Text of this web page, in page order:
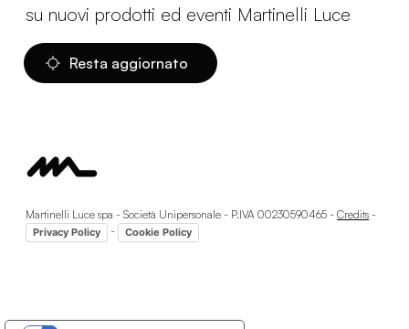
su nuovi prodotti ed eventi Martinelli Luce
Resta aggiornato
Martinelli Luce spa - Società Unipersonale - P.IVA 00230590465 - Credits -
Privacy Policy - Cookie Policy